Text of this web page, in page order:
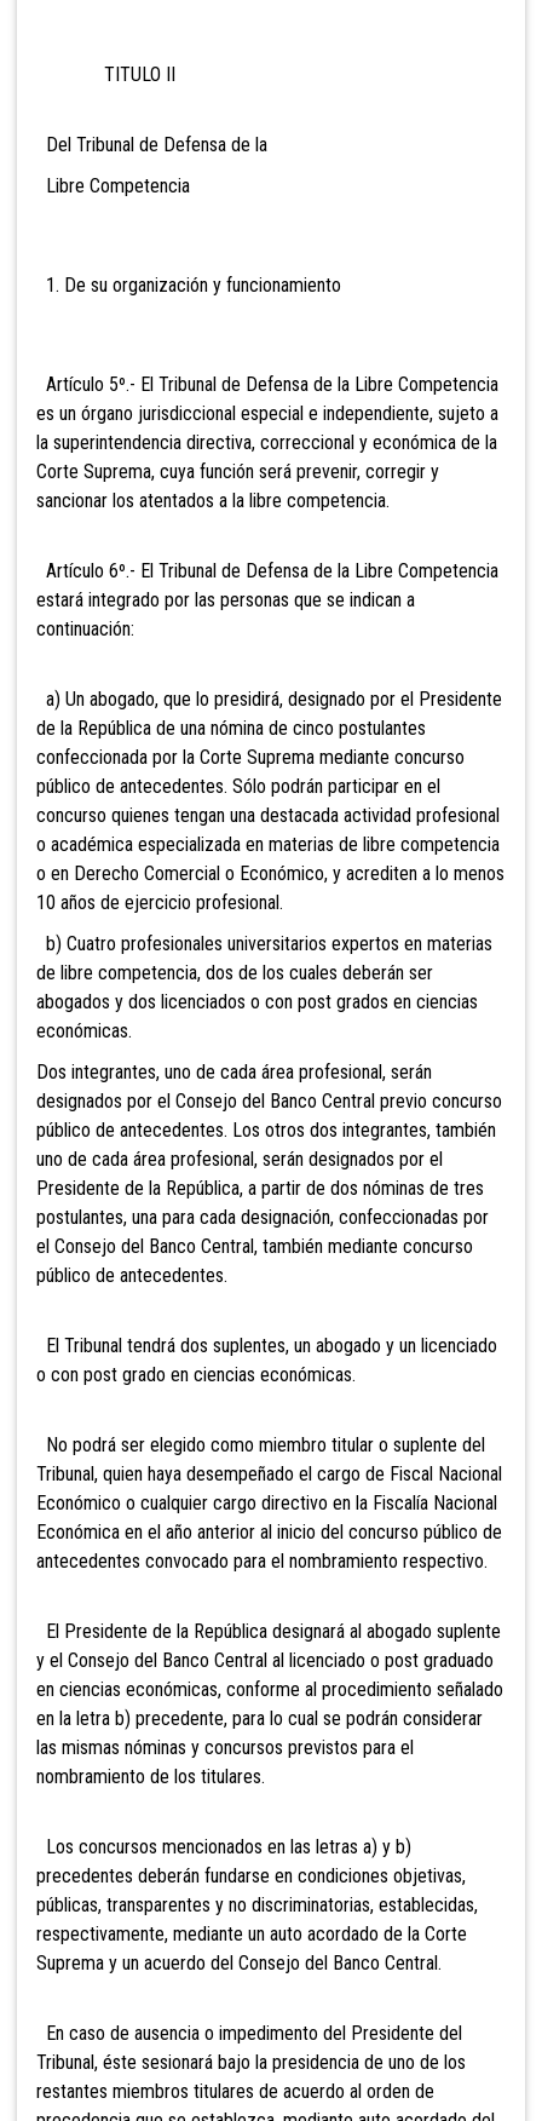
TITULO II
Del Tribunal de Defensa de la
Libre Competencia
1. De su organización y funcionamiento
Artículo 5º.- El Tribunal de Defensa de la Libre Competencia
es un órgano jurisdiccional especial e independiente, sujeto a
la superintendencia directiva, correccional y económica de la
Corte Suprema, cuya función será prevenir, corregir y
sancionar los atentados a la libre competencia.
Artículo 6º.- El Tribunal de Defensa de la Libre Competencia
estará integrado por las personas que se indican a
continuación:
a) Un abogado, que lo presidirá, designado por el Presidente
de la República de una nómina de cinco postulantes
confeccionada por la Corte Suprema mediante concurso
público de antecedentes. Sólo podrán participar en el
concurso quienes tengan una destacada actividad profesional
o académica especializada en materias de libre competencia
o en Derecho Comercial o Económico, y acrediten a lo menos
10 años de ejercicio profesional.
b) Cuatro profesionales universitarios expertos en materias
de libre competencia, dos de los cuales deberán ser
abogados y dos licenciados o con post grados en ciencias
económicas.
Dos integrantes, uno de cada área profesional, serán
designados por el Consejo del Banco Central previo concurso
público de antecedentes. Los otros dos integrantes, también
uno de cada área profesional, serán designados por el
Presidente de la República, a partir de dos nóminas de tres
postulantes, una para cada designación, confeccionadas por
el Consejo del Banco Central, también mediante concurso
público de antecedentes.
El Tribunal tendrá dos suplentes, un abogado y un licenciado
o con post grado en ciencias económicas.
No podrá ser elegido como miembro titular o suplente del
Tribunal, quien haya desempeñado el cargo de Fiscal Nacional
Económico o cualquier cargo directivo en la Fiscalía Nacional
Económica en el año anterior al inicio del concurso público de
antecedentes convocado para el nombramiento respectivo.
El Presidente de la República designará al abogado suplente
y el Consejo del Banco Central al licenciado o post graduado
en ciencias económicas, conforme al procedimiento señalado
en la letra b) precedente, para lo cual se podrán considerar
las mismas nóminas y concursos previstos para el
nombramiento de los titulares.
Los concursos mencionados en las letras a) y b)
precedentes deberán fundarse en condiciones objetivas,
públicas, transparentes y no discriminatorias, establecidas,
respectivamente, mediante un auto acordado de la Corte
Suprema y un acuerdo del Consejo del Banco Central.
En caso de ausencia o impedimento del Presidente del
Tribunal, éste sesionará bajo la presidencia de uno de los
restantes miembros titulares de acuerdo al orden de